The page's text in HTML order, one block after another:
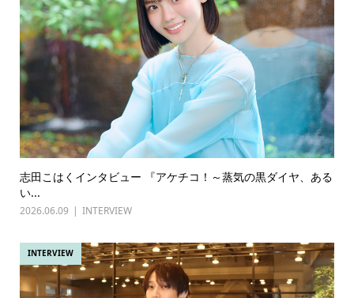
志田こはくインタビュー 『アケチコ！～蒸気の黒ダイヤ、ある
い...
2026.06.09 INTERVIEW
INTERVIEW